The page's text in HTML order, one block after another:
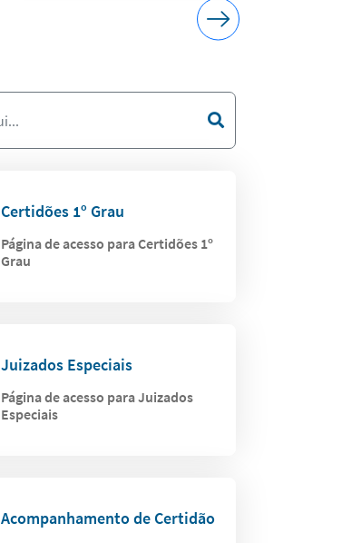
Certidões 1º Grau
Página de acesso para Certidões 1º
Grau
Juizados Especiais
Página de acesso para Juizados
Especiais
Acompanhamento de Certidão